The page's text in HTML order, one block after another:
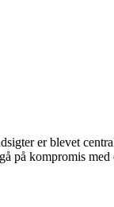
er blevet
på kompromis